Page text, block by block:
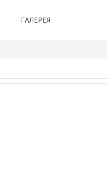
ГАЛЕРЕЯ